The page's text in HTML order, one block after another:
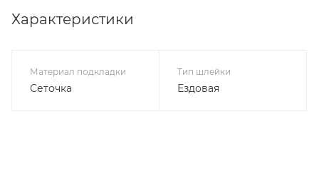
Характеристики
Материал подкладки
Сеточка
Тип шлейки
Ездовая